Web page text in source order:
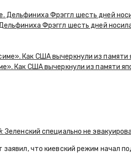
Фрэггл шесть дней
Как США вычеркнули из памяти
Зеленский специально не
заявил, что киевский режим начал